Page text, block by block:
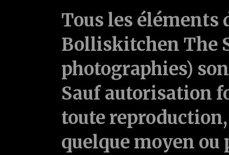
Tous les
Bolliskitchen The
photographies)
Sauf autorisation
toute
quelque moyen ou